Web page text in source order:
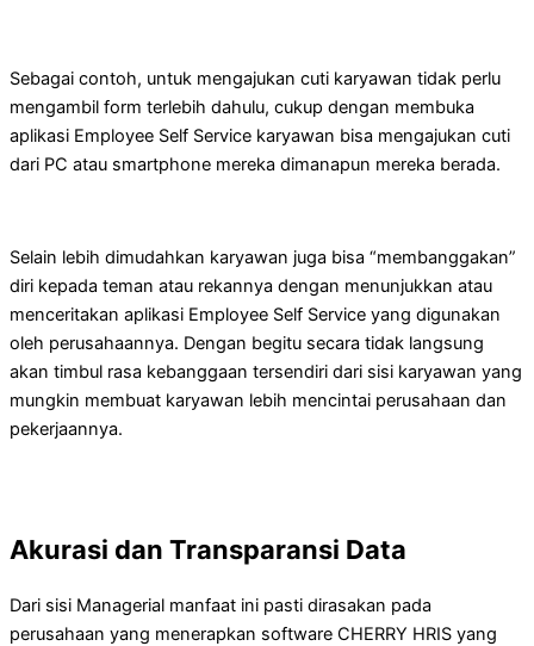
Sebagai contoh, untuk mengajukan cuti karyawan tidak perlu
mengambil form terlebih dahulu, cukup dengan membuka
aplikasi Employee Self Service karyawan bisa mengajukan cuti
dari PC atau smartphone mereka dimanapun mereka berada.
Selain lebih dimudahkan karyawan juga bisa “membanggakan”
diri kepada teman atau rekannya dengan menunjukkan atau
menceritakan aplikasi Employee Self Service yang digunakan
oleh perusahaannya. Dengan begitu secara tidak langsung
akan timbul rasa kebanggaan tersendiri dari sisi karyawan yang
mungkin membuat karyawan lebih mencintai perusahaan dan
pekerjaannya.
Akurasi dan Transparansi Data
Dari sisi Managerial manfaat ini pasti dirasakan pada
perusahaan yang menerapkan software CHERRY HRIS yang